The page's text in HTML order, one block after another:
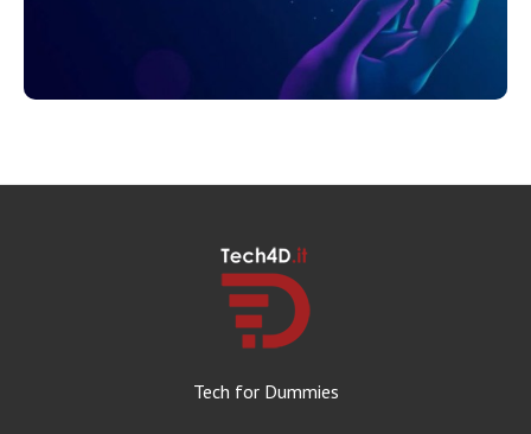
Tech for Dummies